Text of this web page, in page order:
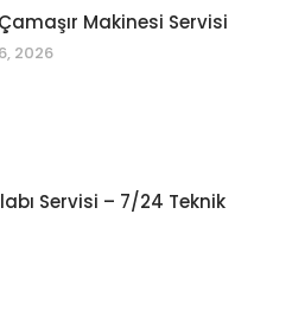
Makinesi Servisi
2026
Servisi – 7/24 Teknik